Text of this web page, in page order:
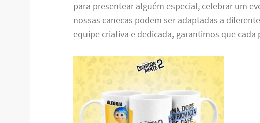
para presentear alguém especial, celebrar um
nossas canecas podem ser adaptadas a
equipe criativa e dedicada, garantimos que cada